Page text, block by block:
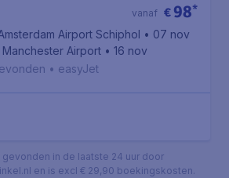
€ 98*
vanaf
Airport Schiphol • 07 nov
Manchester Airport • 16 nov
• easyJet
in de laatste 24 uur door
en is excl € 29,90 boekingskosten.